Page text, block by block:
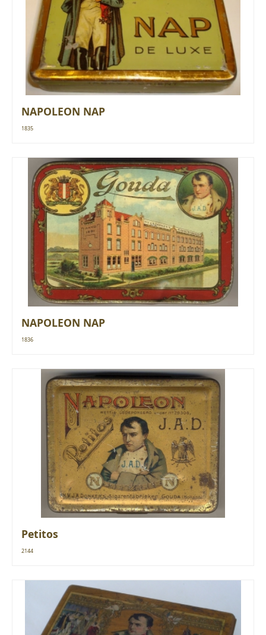
NAPOLEON NAP
1835
NAPOLEON NAP
1836
Petitos
2144